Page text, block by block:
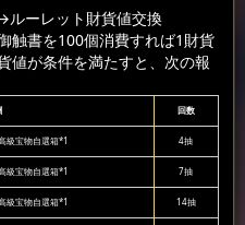
ルーレット財貨値交換
触書を100個消費すれば1財貨
値が条件を満たすと、次の報
回数
級宝物自選箱*1 4抽
級宝物自選箱*1 7抽
級宝物自選箱*1 14抽